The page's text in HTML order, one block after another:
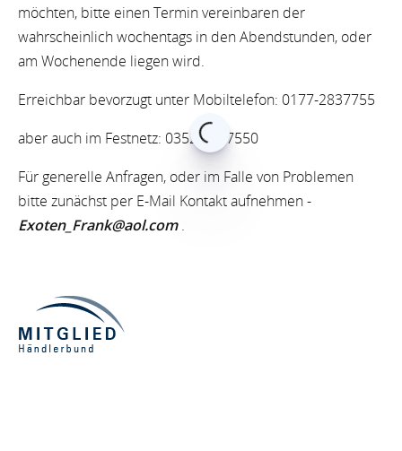
möchten, bitte einen Termin vereinbaren der
wahrscheinlich wochentags in den Abendstunden, oder
am Wochenende liegen wird.
Erreichbar bevorzugt unter Mobiltelefon: 0177-2837755
aber auch im Festnetz: 035243-47550
Für generelle Anfragen, oder im Falle von Problemen
bitte zunächst per E-Mail Kontakt aufnehmen -
Exoten_Frank@aol.com.